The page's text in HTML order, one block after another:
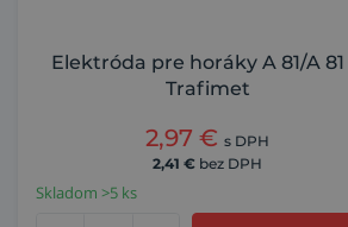
Elektróda pre horáky A 81/A 81
Trafimet
2,97 € s DPH
2,41 € bez DPH
Skladom >5 ks